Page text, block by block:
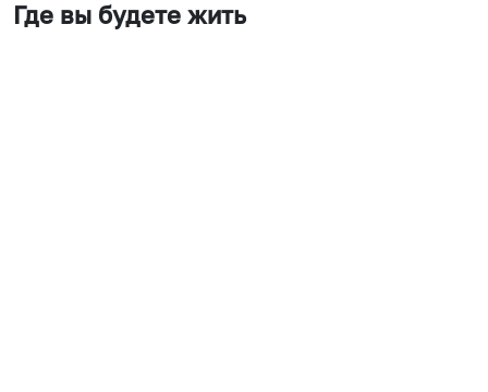
Где вы будете жить